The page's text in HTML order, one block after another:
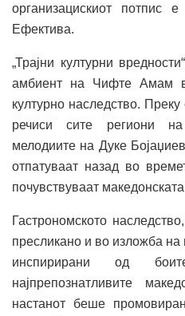
организацискиот потпис
Ефектива.
„Трајни културни
амбиент на Чифте Амам
културно наследство.
речиси сите региони
мелодиите на Дуке
отпатуваат назад во
почувствуваат
Гастрономското
пресликано и во изложба
инспирирани од
најпрепознатливите
настанот беше